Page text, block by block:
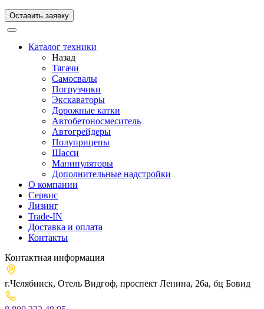
Оставить заявку
Каталог техники
Назад
Тягачи
Cамосвалы
Погрузчики
Экскаваторы
Дорожные катки
Автобетоносмеситель
Автогрейдеры
Полуприцепы
Шасси
Манипуляторы
Дополнительные надстройки
О компании
Сервис
Лизинг
Trade-IN
Доставка и оплата
Контакты
Контактная информация
г.Челябинск, ​Отель Видгоф, проспект Ленина, 26а, бц Бовид